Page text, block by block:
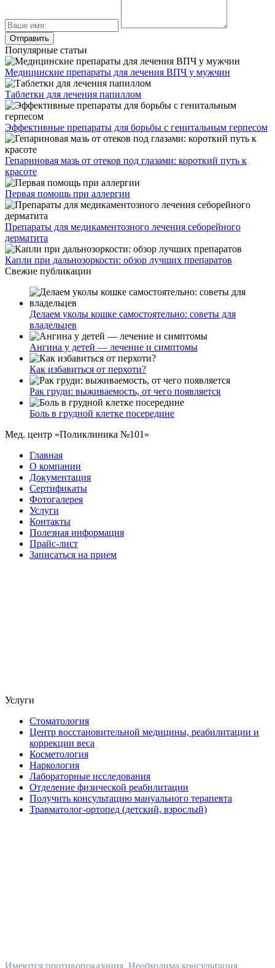
Популярные статьи
Медицинские препараты для лечения ВПЧ у мужчин
Таблетки для лечения папиллом
Эффективные препараты для борьбы с генитальным герпесом
Гепариновая мазь от отеков под глазами: короткий путь к
красоте
Первая помощь при аллергии
Препараты для медикаментозного лечения себорейного
дерматита
Капли при дальнозоркости: обзор лучших препаратов
Свежие публикации
Делаем уколы кошке самостоятельно: советы для
владельцев
Ангина у детей — лечение и симптомы
Как избавиться от перхоти?
Рак груди: выживаемость, от чего появляется
Боль в грудной клетке посередине
Мед. центр «Поликлиника №101»
Главная
О компании
Документация
Сертификаты
Фотогалерея
Услуги
Контакты
Полезная информация
Прайс-лист
Записаться на прием
Услуги
Стоматология
Центр восстановительной медицины, реабилитации и
коррекции веса
Косметология
Наркология
Лабораторные исследования
Отделение физической реабилитации
Получить консультацию мануального терапевта
Травматолог-ортопед (детский, взрослый)